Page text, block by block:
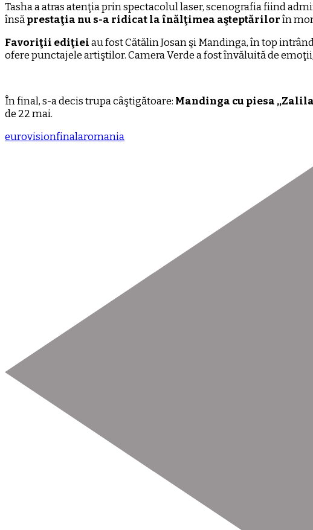
Tasha a atras atenţia prin spectacolul laser, scenografia fiind
însăprestaţia nu s-a ridicat la înălţimea aşteptărilorîn
Favoriţii ediţieiau fost Cătălin Josan şi Mandinga, în top
ofere punctajele artiştilor. Camera Verde a fost învăluită de
În final, s-a decis trupa câştigătoare: Mandinga cu piesa
de 22 mai.
eurovisionfinalaromania